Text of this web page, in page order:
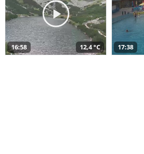
16:58 12,4 °C 17:38